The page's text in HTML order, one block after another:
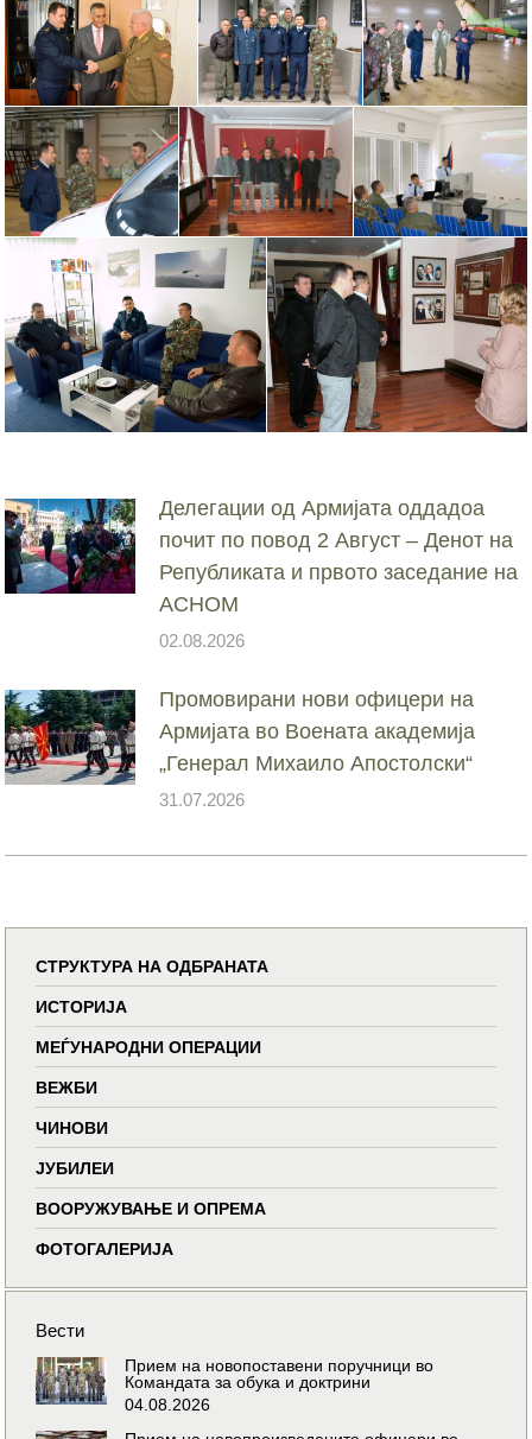
Делегации од Армијата оддадоа
почит по повод 2 Август – Денот на
Републиката и првото заседание на
АСНОМ
02.08.2026
Промовирани нови офицери на
Армијата во Воената академија
„Генерал Михаило Апостолски“
31.07.2026
СТРУКТУРА НА ОДБРАНАТА
ИСТОРИЈА
МЕЃУНАРОДНИ ОПЕРАЦИИ
ВЕЖБИ
ЧИНОВИ
ЈУБИЛЕИ
ВООРУЖУВАЊЕ И ОПРЕМА
ФОТОГАЛЕРИЈА
Вести
Прием на новопоставени поручници во
Командата за обука и доктрини
04.08.2026